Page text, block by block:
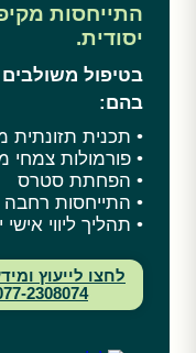
התייחסות
יסודית.
בטיפול
בהם:
• תכנית
• פורמולות צמחי
• הפחתת סטרס
• התייחסות רחבה
• תהליך ליווי אישי
לחצו לייעוץ
2308074